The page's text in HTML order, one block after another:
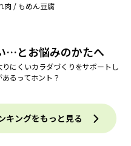
肉 / もめん豆腐
…とお悩みのかたへ
にくいカラダづくりをサポートし
るってホント？
キングをもっと見る